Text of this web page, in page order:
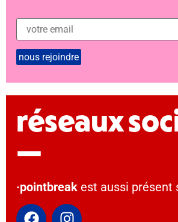
réseaux
—
·pointbreak est aussi présent